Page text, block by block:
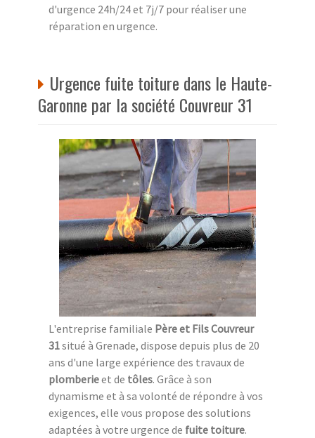
d'urgence 24h/24 et 7j/7 pour réaliser une
réparation en urgence.
Urgence fuite toiture dans le Haute-
Garonne par la société Couvreur 31
L'entreprise familiale Père et Fils Couvreur
31situé à Grenade, dispose depuis plus de 20
ans d'une large expérience des travaux de
plomberieet de tôles. Grâce à son
dynamisme et à sa volonté de répondre à vos
exigences, elle vous propose des solutions
adaptées à votre urgence de fuite toiture.